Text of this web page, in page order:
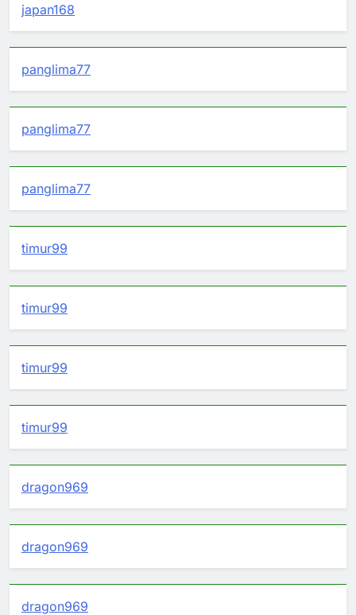
japan168
panglima77
panglima77
panglima77
timur99
timur99
timur99
timur99
dragon969
dragon969
dragon969